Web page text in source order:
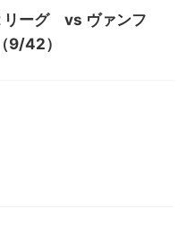
ーグ vs ヴァンフ
9/42）